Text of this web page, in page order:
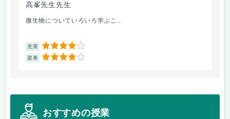
高峯先生先生
微生物についていろいろ学ぶこ...
充実 4
楽単 4
おすすめの授業